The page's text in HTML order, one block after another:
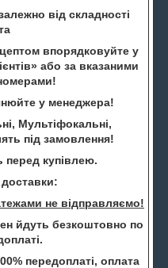
від складності
впорядковуйте у
або за вказаними
у менеджера!
Мультіфокальні,
під замовлення!
перед купівлею.
не відправляємо!
йдуть безкоштовно по
передоплаті, оплата